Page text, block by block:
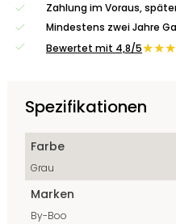
Zahlung im Voraus,
Mindestens zwei Jahre
Bewertet mit 4,8/5
Spezifikationen
Farbe
Grau
Marken
By-Boo